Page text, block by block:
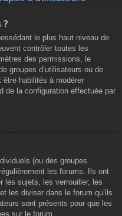
?
le plus haut niveau de
contrôler toutes les
des permissions, le
groupes d’utilisateurs ou de
habilités à modérer
de la configuration effectuée par
(ou des groupes
les forums. Ils ont
les sujets, les verrouiller, les
les diviser dans le forum qu’ils
sont présents pour que les
sur le forum.